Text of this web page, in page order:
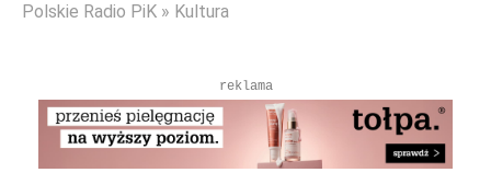
Polskie Radio PiK Kultura
reklama